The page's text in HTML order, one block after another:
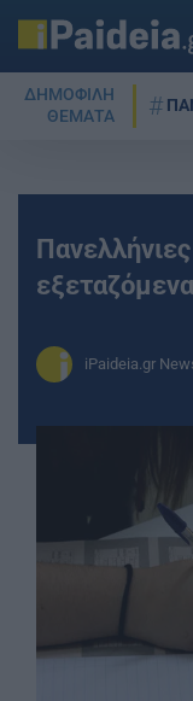
ΔΗΜΟΦΙΛΗ
ΘΕΜΑΤΑ
iPaideia.gr